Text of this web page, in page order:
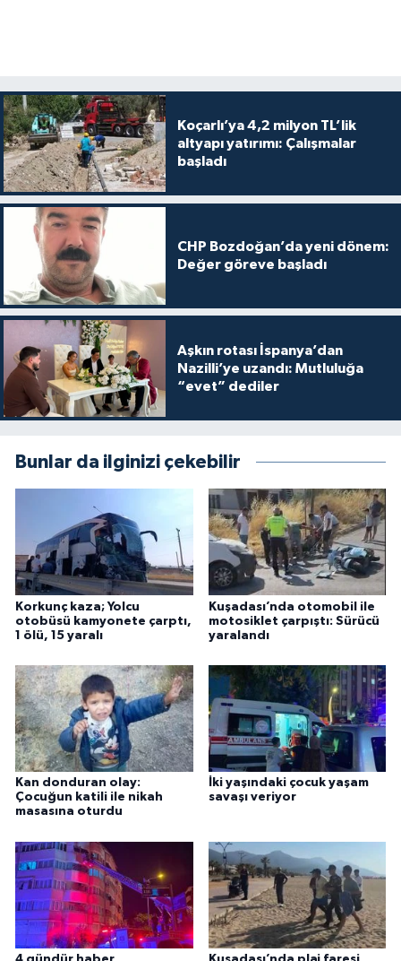
Koçarlı’ya 4,2 milyon TL’lik
altyapı yatırımı: Çalışmalar
başladı
CHP Bozdoğan’da yeni dönem:
Değer göreve başladı
Aşkın rotası İspanya’dan
Nazilli’ye uzandı: Mutluluğa
“evet” dediler
Bunlar da ilginizi çekebilir
Korkunç kaza; Yolcu
otobüsü kamyonete çarptı,
1 ölü, 15 yaralı
Kuşadası’nda otomobil ile
motosiklet çarpıştı: Sürücü
yaralandı
Kan donduran olay:
Çocuğun katili ile nikah
masasına oturdu
İki yaşındaki çocuk yaşam
savaşı veriyor